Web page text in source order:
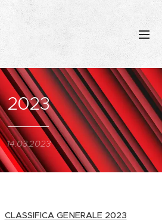
2023
14.03.2023
CLASSIFICA GENERALE 2023